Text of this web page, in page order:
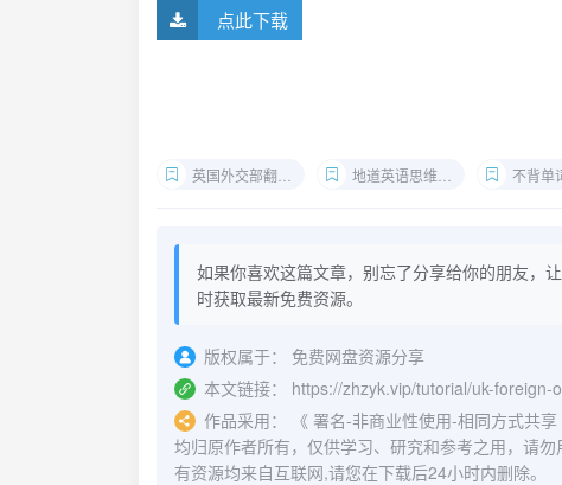
点此下载
英国外交部翻译英语课程 地道英语思维训练 不背单
如果你喜欢这篇文章，别忘了分享给你的朋友，
时获取最新免费资源。
版权属于：
免费网盘资源分享
本文链接：
https://zhzyk.vip/tutorial/uk-
作品采用：
《 署名-非商业性使用-相同方式共
均归原作者所有，仅供学习、研究和参考之用，请
有资源均来自互联网,请您在下载后24小时内删除。